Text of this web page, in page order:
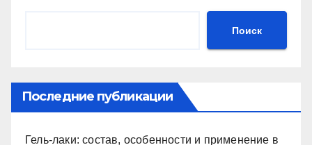
Поиск
Последние публикации
Гель-лаки: состав, особенности и применение в